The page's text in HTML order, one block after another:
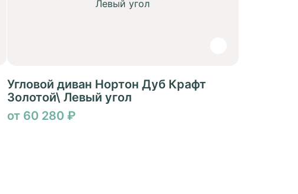
Угловой диван Нортон Дуб Крафт
Золотой\ Левый угол
от 60 280 ₽